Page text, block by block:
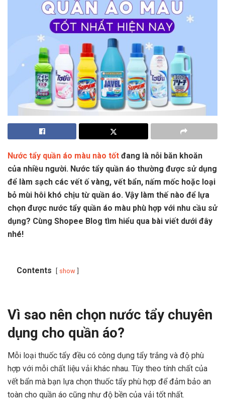
Nước tẩy quần áo màu nào tốt đang là nỗi băn khoăn
của nhiều người. Nước tẩy quần áo thường được sử dụng
để làm sạch các vết ố vàng, vết bẩn, nấm mốc hoặc loại
bỏ mùi hôi khó chịu từ quần áo. Vậy làm thế nào để lựa
chọn được nước tẩy quần áo màu phù hợp với nhu cầu sử
dụng? Cùng Shopee Blog tìm hiểu qua bài viết dưới đây
nhé!
Contents show
Vì sao nên chọn nước tẩy chuyên
dụng cho quần áo?
Mỗi loại thuốc tẩy đều có công dụng tẩy trắng và độ phù
hợp với mỗi chất liệu vải khác nhau. Tùy theo tính chất của
vết bẩn mà bạn lựa chọn thuốc tẩy phù hợp để đảm bảo an
toàn cho quần áo cũng như độ bền của vải tốt nhất.